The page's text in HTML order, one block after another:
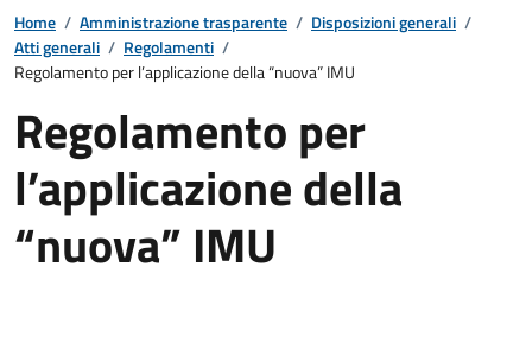
Home / Amministrazione trasparente / Disposizioni generali /
Atti generali / Regolamenti /
Regolamento per l’applicazione della “nuova” IMU
Regolamento per
l’applicazione della
“nuova” IMU